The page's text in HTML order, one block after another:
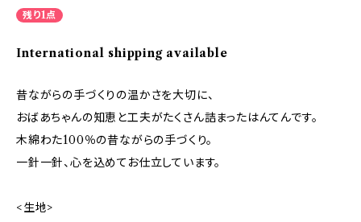
残り1点
International shipping available
昔ながらの手づくりの温かさを大切に、
おばあちゃんの知恵と工夫がたくさん詰まったはんてんです。
木綿わた100％の昔ながらの手づくり。
一針一針、心を込めてお仕立しています。
<生地>